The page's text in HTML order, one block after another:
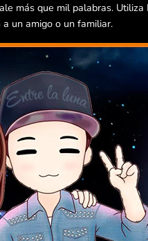
más que mil palabras.
un amigo o un familiar.